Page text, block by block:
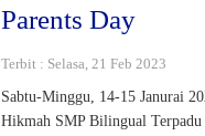
Parents Day
Terbit : Selasa, 21 Feb 2023
Sabtu-Minggu, 14-15 Janurai
Hikmah SMP Bilingual